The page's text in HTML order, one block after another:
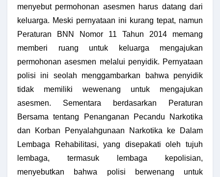
menyebut permohonan asesmen harus datang dari
keluarga. Meski pernyataan ini kurang tepat, namun
Peraturan BNN Nomor 11 Tahun 2014 memang
memberi ruang untuk keluarga mengajukan
permohonan asesmen melalui penyidik. Pernyataan
polisi ini seolah menggambarkan bahwa penyidik
tidak memiliki wewenang untuk mengajukan
asesmen. Sementara berdasarkan Peraturan
Bersama tentang Penanganan Pecandu Narkotika
dan Korban Penyalahgunaan Narkotika ke Dalam
Lembaga Rehabilitasi, yang disepakati oleh tujuh
lembaga, termasuk lembaga kepolisian,
menyebutkan bahwa polisi berwenang untuk